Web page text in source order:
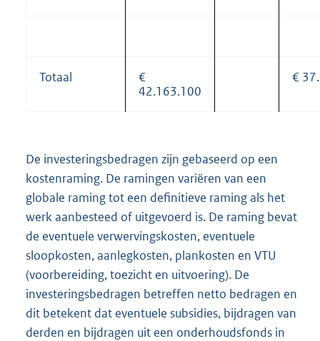
Totaal
€
42.163.100
€
De investeringsbedragen zijn gebaseerd op een
kostenraming. De ramingen variëren van een
globale raming tot een definitieve raming als het
werk aanbesteed of uitgevoerd is. De raming bevat
de eventuele verwervingskosten, eventuele
sloopkosten, aanlegkosten, plankosten en VTU
(voorbereiding, toezicht en uitvoering). De
investeringsbedragen betreffen netto bedragen en
dit betekent dat eventuele subsidies, bijdragen van
derden en bijdragen uit een onderhoudsfonds in